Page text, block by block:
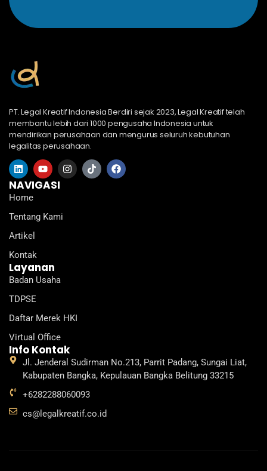
PT. Legal Kreatif Indonesia Berdiri sejak 2023, Legal Kreatif telah
membantu lebih dari 1000 pengusaha Indonesia untuk
mendirikan perusahaan dan mengurus seluruh kebutuhan
legalitas perusahaan.
L
i
n
k
e
i
n
Y
o
u
t
b
e
I
n
s
T
i
k
F
a
c
NAVIGASI
Home
Tentang Kami
Artikel
Kontak
Layanan
Badan Usaha
TDPSE
Daftar Merek HKI
Virtual Office
Info Kontak
Jl. Jenderal Sudirman No.213, Parrit Padang, Sungai Liat,
Kabupaten Bangka, Kepulauan Bangka Belitung 33215
+6282288060093
cs@legalkreatif.co.id